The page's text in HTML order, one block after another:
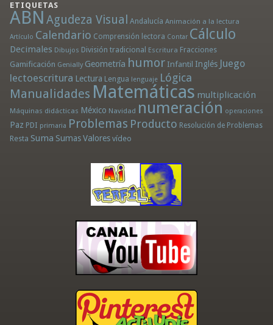
ETIQUETAS
ABN Agudeza Visual Andalucía Animación a la lectura
Artículo Calendario Comprensión lectora Contar Cálculo
Decimales Dibujos División tradicional Escritura Fracciones
Gamificación Genially Geometría humor Infantil Inglés Juego
lectoescritura Lectura Lengua lenguaje Lógica
Manualidades Matemáticas multiplicación
Máquinas didácticas México Navidad numeración operaciones
Paz PDI primaria Problemas Producto Resolución de Problemas
Resta Suma Sumas Valores vídeo